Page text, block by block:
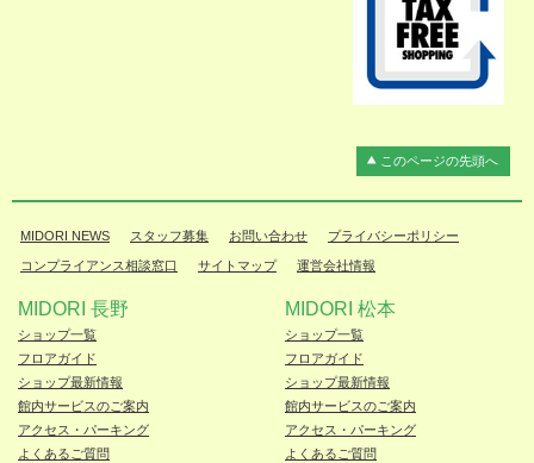
このページの先頭へ
MIDORI NEWS スタッフ募集 お問い合わせ プライバシーポリシー
コンプライアンス相談窓口 サイトマップ 運営会社情報
MIDORI 長野
ショップ一覧
フロアガイド
ショップ最新情報
館内サービスのご案内
アクセス・パーキング
よくあるご質問
MIDORI 松本
ショップ一覧
フロアガイド
ショップ最新情報
館内サービスのご案内
アクセス・パーキング
よくあるご質問